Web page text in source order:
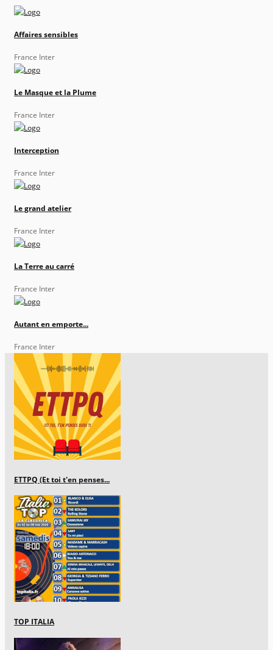
Affaires sensibles
France Inter
Le Masque et la Plume
France Inter
Interception
France Inter
Le grand atelier
France Inter
La Terre au carré
France Inter
Autant en emporte...
France Inter
ETTPQ (Et toi t'en penses...
TOP ITALIA